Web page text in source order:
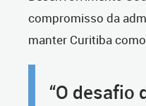
compromisso da
manter Curitiba
“O desafio